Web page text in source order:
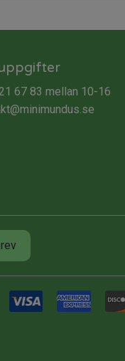
67 83 mellan 10-16